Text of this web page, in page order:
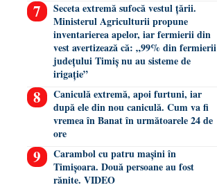
Seceta extremă sufocă vestul țării.
Ministerul Agriculturii propune
inventarierea apelor, iar fermierii din
vest avertizează că: „99% din fermierii
județului Timiș nu au sisteme de
irigație”
Caniculă extremă, apoi furtuni, iar
după ele din nou caniculă. Cum va fi
vremea în Banat în următoarele 24 de
ore
Carambol cu patru mașini în
Timișoara. Două persoane au fost
rănite. VIDEO